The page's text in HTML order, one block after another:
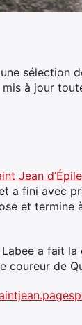
sélection
à jour
Jean
a fini avec
et termine
a fait
coureur de